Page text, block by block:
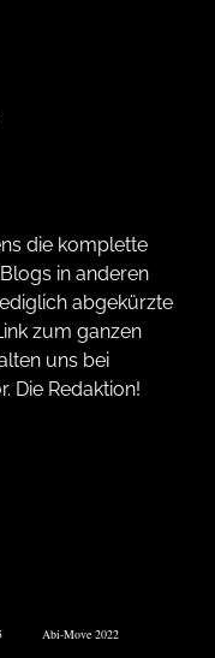
die komplette
in anderen
abgekürzte
zum ganzen
uns bei
Die Redaktion!
Abi-Move 2022